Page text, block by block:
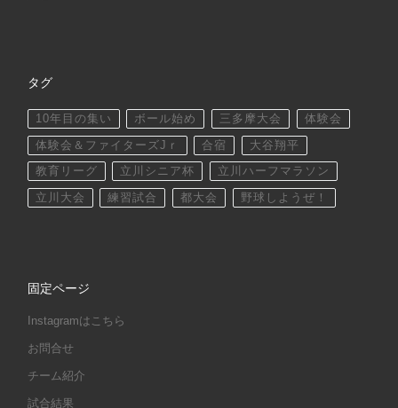
タグ
10年目の集い ボール始め 三多摩大会 体験会
体験会＆ファイターズJｒ 合宿 大谷翔平
教育リーグ 立川シニア杯 立川ハーフマラソン
立川大会 練習試合 都大会 野球しようぜ！
固定ページ
Instagramはこちら
お問合せ
チーム紹介
試合結果